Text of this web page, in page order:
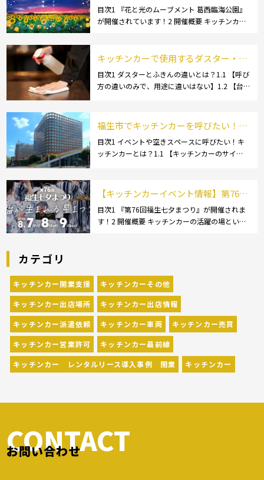
のムーブメント 葛西臨海公園が開催さ
れています！
目次1 『花と光のムーブメント 葛西臨海公園』
が開催されています！2 開催概要 キッチンカー
ルメイベントが催されています。 開業前にキ
キッチンカーで使用するダスター・ふ
きんの選び方とは？おすすめ商品3選
も紹介！
目次1 ダスターとふきんの違いとは？1.1 【呼び
方の違いのみで、用途に違いはない】1.2 【台
特徴2.1 【綿】2.2 【マイクロ […]
福生市でキッチンカーを呼びたい！派
遣してもらうにはどうすれば良いの？
依頼の流れや人気メニューを解説
目次1 イベントや空きスペースに呼びたい！キ
ッチンカーとは？1.1 【キッチンカーのサイ
チンカー:1t～ […]
【キッチンカーイベント情報】第76回
福生七夕まつりが開催されます！
目次1 『第76回福生七夕まつり』が開催されま
す！2 開催概要 キッチンカーの活躍の場といえ
カテゴリ
キッチンカー開業支援
キッチンカーその他
キッチンカー出店場所
キッチンカー出店情報
キッチンカー派遣依頼
キッチンカー車両
キッチンカー売買
キッチンカー営業許可
キッチンカー最前線
キッチンカー レンタルリース導入事例 開業
キッチンカー
CONTACT
お問い合わせ